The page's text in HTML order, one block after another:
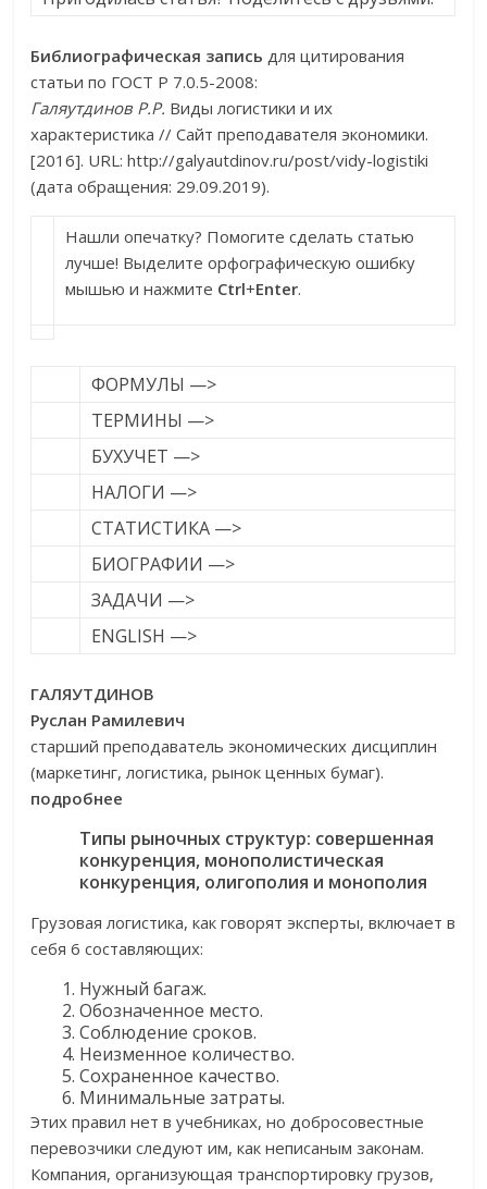
Библиографическая запись для цитирования
статьи по ГОСТ Р 7.0.5-2008:
Галяутдинов Р.Р. Виды логистики и их
характеристика // Сайт преподавателя экономики.
[2016]. URL: http://galyautdinov.ru/post/vidy-logistiki
(дата обращения: 29.09.2019).
Нашли опечатку? Помогите сделать статью
лучше! Выделите орфографическую ошибку
мышью и нажмите Ctrl+Enter.
ФОРМУЛЫ —>
ТЕРМИНЫ —>
БУХУЧЕТ —>
НАЛОГИ —>
СТАТИСТИКА —>
БИОГРАФИИ —>
ЗАДАЧИ —>
ENGLISH —>
ГАЛЯУТДИНОВ
Руслан Рамилевич
старший преподаватель экономических дисциплин
(маркетинг, логистика, рынок ценных бумаг).
подробнее
Типы рыночных структур: совершенная
конкуренция, монополистическая
конкуренция, олигополия и монополия
Грузовая логистика, как говорят эксперты, включает в
себя 6 составляющих:
Нужный багаж.
Обозначенное место.
Соблюдение сроков.
Неизменное количество.
Сохраненное качество.
Минимальные затраты.
Этих правил нет в учебниках, но добросовестные
перевозчики следуют им, как неписаным законам.
Компания, организующая транспортировку грузов,